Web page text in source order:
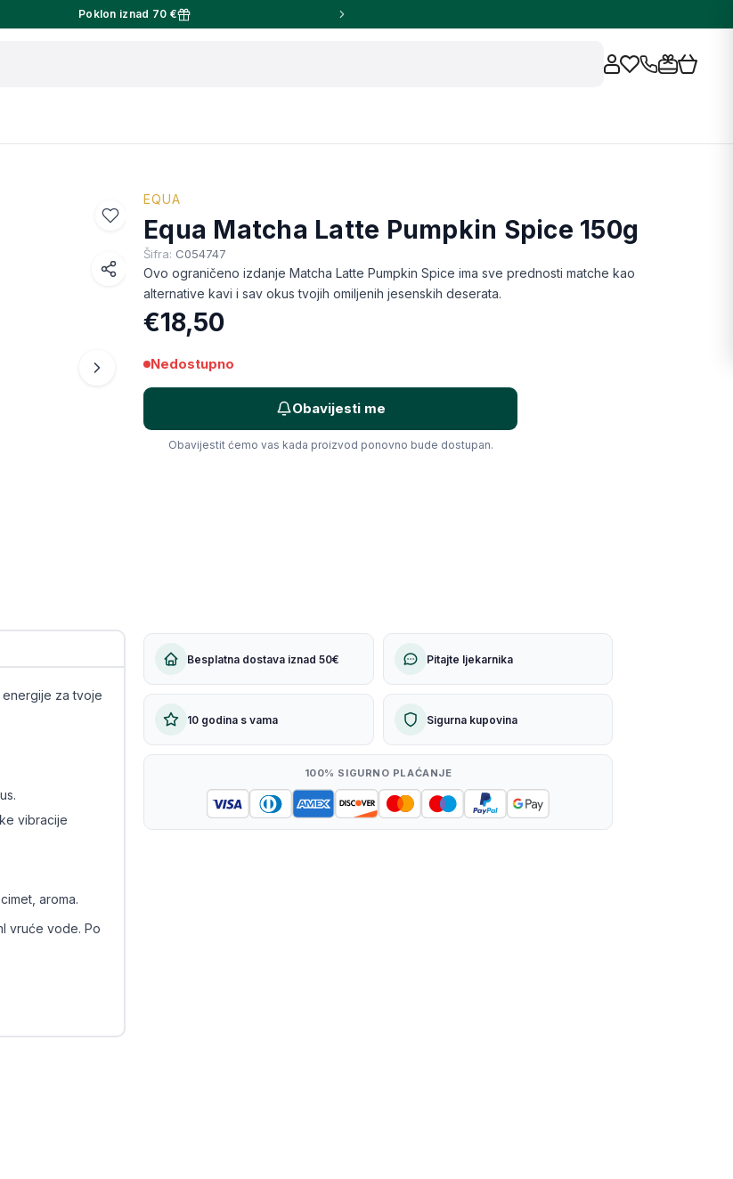
Poklon iznad 70 €
EQUA
Equa Matcha Latte Pumpkin Spice 150g
Šifra: C054747
Ovo ograničeno izdanje Matcha Latte Pumpkin Spice ima sve prednosti matche kao
alternative kavi i sav okus tvojih omiljenih jesenskih deserata.
€18,50
Nedostupno
Obavijesti me
Obavijestit ćemo vas kada proizvod ponovno bude dostupan.
Besplatna dostava iznad 50€ Pitajte ljekarnika
10 godina s vama Sigurna kupovina
100% SIGURNO PLAĆANJE
energije za tvoje
vibracije
aroma.
vruće vode. Po